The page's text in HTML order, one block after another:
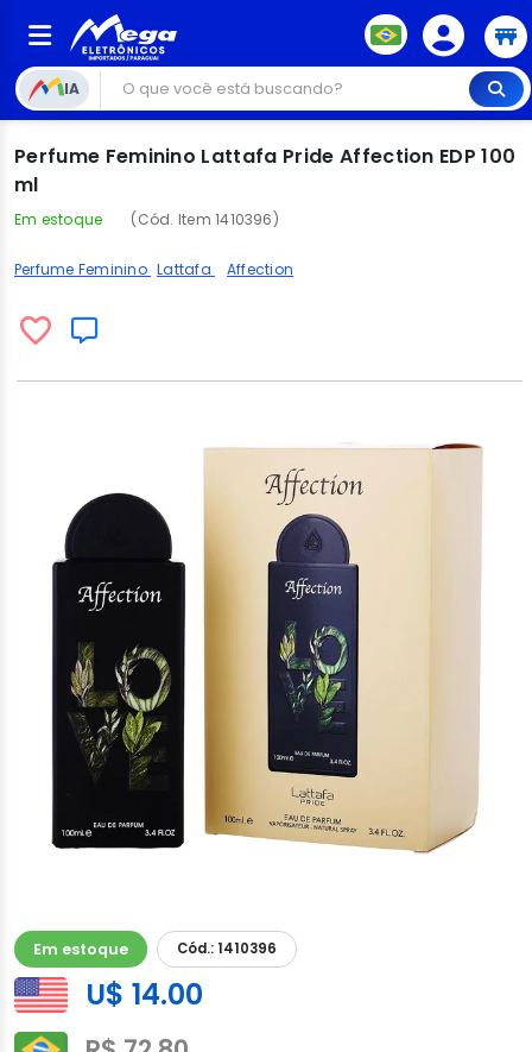
IA
Perfume Feminino Lattafa Pride Affection EDP 100
ml
Em estoque (Cód. Item 1410396)
Perfume Feminino Lattafa Affection
Em estoque Cód.: 1410396
U$ 14.00